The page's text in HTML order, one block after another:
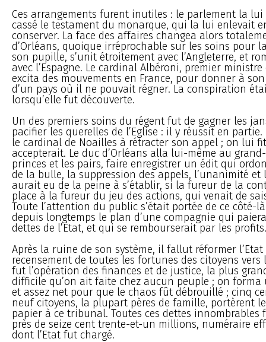
Ces arrangements furent inutiles : le parlement la lui
cassé le testament du monarque, qui la lui enlevait
conserver. La face des affaires changea alors
d’Orléans, quoique irréprochable sur les soins pour
son pupille, s’unit étroitement avec l’Angleterre, et
avec l’Espagne. Le cardinal Albéroni, premier
excita des mouvements en France, pour donner à
d’un pays où il ne pouvait régner. La conspiration
lorsqu’elle fut découverte.
Un des premiers soins du régent fut de gagner les
pacifier les querelles de l’Eglise : il y réussit en
le cardinal de Noailles à rétracter son appel ; on lui
accepterait. Le duc d’Orléans alla lui-même au
princes et les pairs, faire enregistrer un édit qui
de la bulle, la suppression des appels, l’unanimité et
aurait eu de la peine à s’établir, si la fureur de la
place à la fureur du jeu des actions, qui venait de
Toute l’attention du public s’était portée de ce côté-
depuis longtemps le plan d’une compagnie qui
dettes de l’Etat, et qui se rembourserait par les profits.
Après la ruine de son système, il fallut réformer
recensement de toutes les fortunes des citoyens vers
fut l’opération des finances et de justice, la plus
difficile qu’on ait faite chez aucun peuple ; on forma
et assez net pour que le chaos fût débrouillé ; cinq
neuf citoyens, la plupart pères de famille, portèrent
papier à ce tribunal. Toutes ces dettes innombrables
près de seize cent trente-et-un millions, numéraire
dont l’Etat fut chargé.